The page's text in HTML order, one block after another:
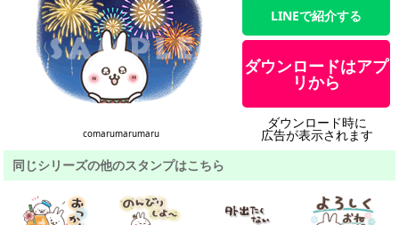
comarumarumaru
LINEで紹介する
ダウンロードはアプ
リから
ダウンロード時に
広告が表示されます
同じシリーズの他のスタンプはこちら